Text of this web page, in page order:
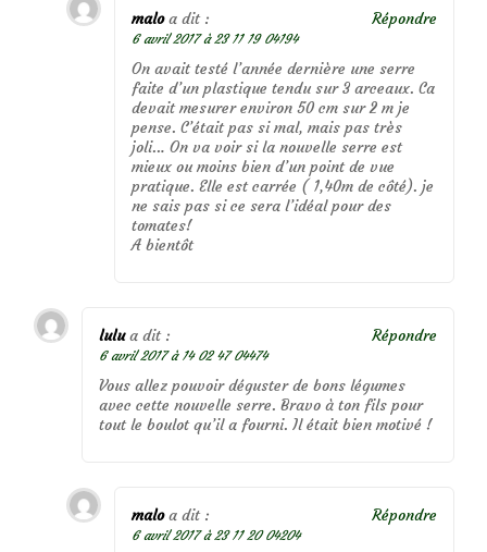
malo a dit :
6 avril 2017 à 23 11 19 04194
On avait testé l’année dernière une serre
faite d’un plastique tendu sur 3 arceaux. Ca
devait mesurer environ 50 cm sur 2 m je
pense. C’était pas si mal, mais pas très
joli… On va voir si la nouvelle serre est
mieux ou moins bien d’un point de vue
pratique. Elle est carrée ( 1,40m de côté). je
ne sais pas si ce sera l’idéal pour des
tomates!
A bientôt
Répondre
lulu a dit :
6 avril 2017 à 14 02 47 04474
Vous allez pouvoir déguster de bons légumes
avec cette nouvelle serre. Bravo à ton fils pour
tout le boulot qu’il a fourni. Il était bien motivé !
Répondre
malo a dit :
6 avril 2017 à 23 11 20 04204
Répondre